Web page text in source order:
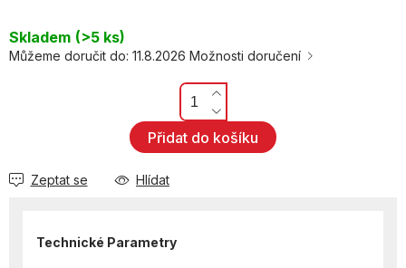
cena:
Skladem (>5 ks)
Můžeme doručit do: 11.8.2026 Možnosti doručení
Přidat do košíku
Zeptat se Hlídat
Technické Parametry